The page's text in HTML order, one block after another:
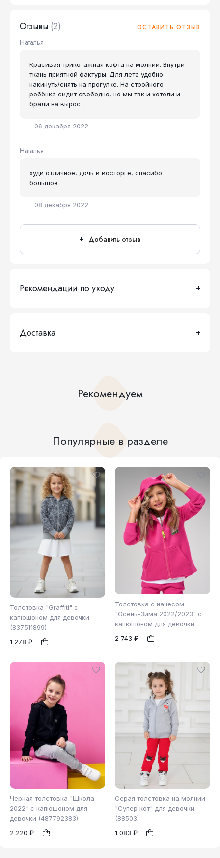
Отзывы (2) ОСТАВИТЬ ОТЗЫВ
Наталья
06 декабря 2022
Красивая трикотажная кофта на молнии. Внутри
ткань приятной фактуры. Для лета удобно -
накинуть/снять на прогулке. На стройного
ребёнка сидит свободно, но мы так и хотели и
брали на вырост.
Наталья
08 декабря 2022
худи отличное, дочь в восторге, спасибо
большое
Добавить отзыв
Рекомендации по уходу
Доставка
Рекомендуем
Популярные в разделе
Толстовка "Graffiti" с
капюшоном для девочки
(837511899)
1 278 ₽
1
Толстовка с начесом
"Осень-Зима 2022/2023" с
капюшоном для девочки
(865562623)
2 743 ₽ 1
Черная толстовка "Школа
2022" с капюшоном для
девочки (487792383)
2 220 ₽
Серая толстовка на молнии
"Супер кот" для девочки
(88503)
1 083 ₽
1